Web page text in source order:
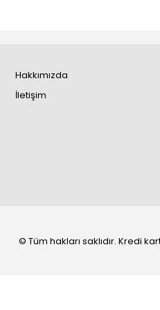
Hakkımızda
İletişim
© Tüm hakları saklıdır. Kredi